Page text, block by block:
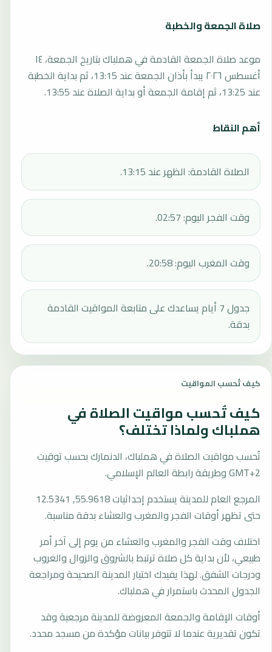
صلاة الجمعة والخطبة
موعد صلاة الجمعة القادمة في هملباك بتاريخ الجمعة، ١٤
أغسطس ٢٠٢٦ يبدأ بأذان الجمعة عند 13:15، ثم بداية الخطبة
عند 13:25، ثم إقامة الجمعة أو بداية الصلاة عند 13:55.
أهم النقاط
الصلاة القادمة: الظهر عند 13:15.
وقت الفجر اليوم: 02:57.
وقت المغرب اليوم: 20:58.
جدول 7 أيام يساعدك على متابعة المواقيت القادمة
بدقة.
كيف تُحسب المواقيت
كيف تُحسب مواقيت الصلاة في
هملباك ولماذا تختلف؟
تُحسب مواقيت الصلاة في هملباك، الدنمارك بحسب توقيت
GMT+2 وطريقة رابطة العالم الإسلامي.
المرجع العام للمدينة يستخدم إحداثيات 55.9618, 12.5341
حتى تظهر أوقات الفجر والمغرب والعشاء بدقة مناسبة.
اختلاف وقت الفجر والمغرب والعشاء من يوم إلى آخر أمر
طبيعي، لأن بداية كل صلاة ترتبط بالشروق والزوال والغروب
ودرجات الشفق. لهذا يفيدك اختيار المدينة الصحيحة ومراجعة
الجدول المحدث باستمرار في هملباك.
أوقات الإقامة والجمعة المعروضة للمدينة مرجعية وقد
تكون تقديرية عندما لا تتوفر بيانات مؤكدة من مسجد محدد.